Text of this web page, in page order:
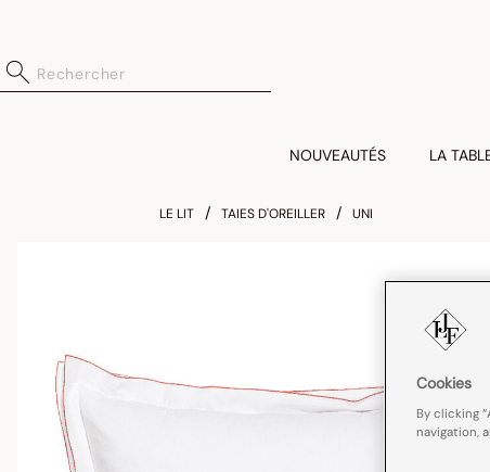
NOUVEAUTÉS LA
LE LIT TAIES D'OREILLER UNI
Cookies
By clicking
navigation,